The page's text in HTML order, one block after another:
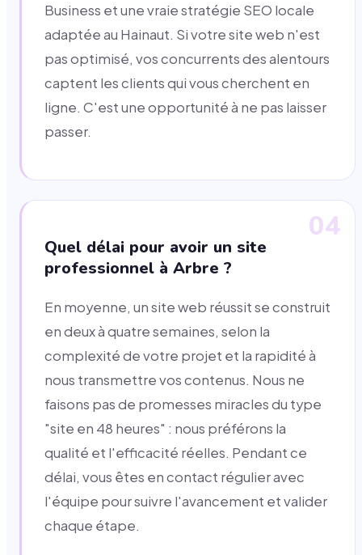
Business et une vraie stratégie SEO locale
adaptée au Hainaut. Si votre site web n'est
pas optimisé, vos concurrents des alentours
captent les clients qui vous cherchent en
ligne. C'est une opportunité à ne pas laisser
passer.
04
Quel délai pour avoir un site
professionnel à Arbre ?
En moyenne, un site web réussit se construit
en deux à quatre semaines, selon la
complexité de votre projet et la rapidité à
nous transmettre vos contenus. Nous ne
faisons pas de promesses miracles du type
"site en 48 heures" : nous préférons la
qualité et l'efficacité réelles. Pendant ce
délai, vous êtes en contact régulier avec
l'équipe pour suivre l'avancement et valider
chaque étape.